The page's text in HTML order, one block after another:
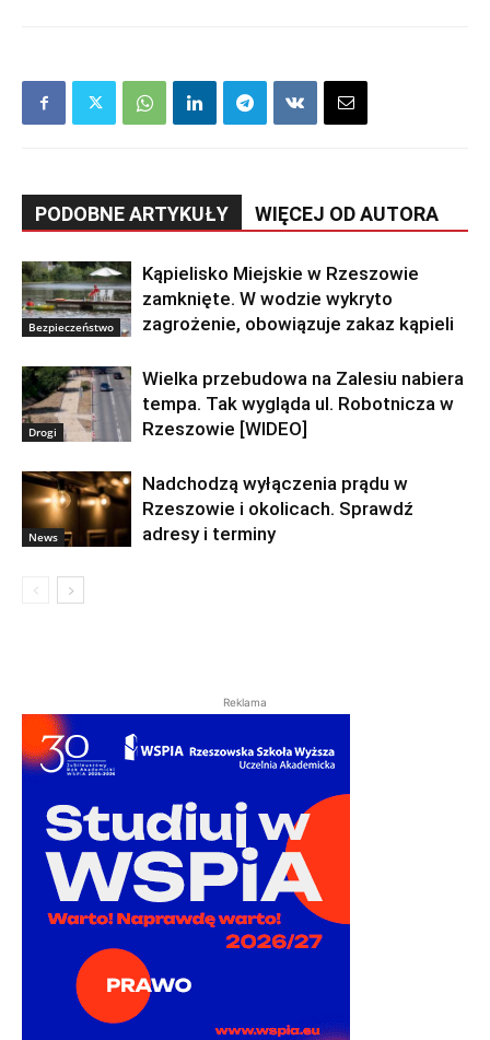
PODOBNE ARTYKUŁY WIĘCEJ OD AUTORA
Bezpieczeństwo
Kąpielisko Miejskie w Rzeszowie
zamknięte. W wodzie wykryto
zagrożenie, obowiązuje zakaz kąpieli
Drogi
Wielka przebudowa na Zalesiu nabiera
tempa. Tak wygląda ul. Robotnicza w
Rzeszowie [WIDEO]
News
Nadchodzą wyłączenia prądu w
Rzeszowie i okolicach. Sprawdź
adresy i terminy
Reklama